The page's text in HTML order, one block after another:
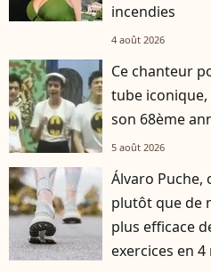
incendies
4 août 2026
Ce chanteur
tube
son 68ème
5 août 2026
Álvaro Puche,
plutôt que de
plus efficace
exercices en